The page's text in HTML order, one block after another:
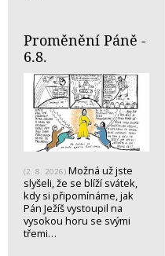
Proměnění Páně -
6.8.
(2. 8. 2026) Možná už jste
slyšeli, že se blíží svátek,
kdy si připomínáme, jak
Pán Ježíš vystoupil na
vysokou horu se svými
třemi…